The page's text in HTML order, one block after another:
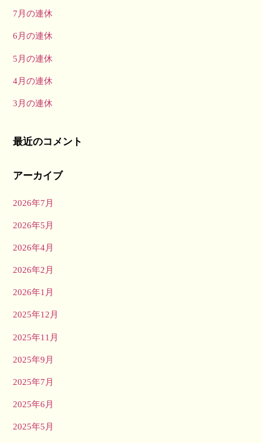
7月の連休
6月の連休
5月の連休
4月の連休
3月の連休
最近のコメント
アーカイブ
2026年7月
2026年5月
2026年4月
2026年2月
2026年1月
2025年12月
2025年11月
2025年9月
2025年7月
2025年6月
2025年5月